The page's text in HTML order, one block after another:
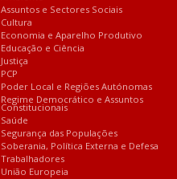
Assuntos e Sectores Sociais
Cultura
Economia e Aparelho Produtivo
Educação e Ciência
Justiça
PCP
Poder Local e Regiões Autónomas
Regime Democrático e Assuntos
Constitucionais
Saúde
Segurança das Populações
Soberania, Política Externa e Defesa
Trabalhadores
União Europeia